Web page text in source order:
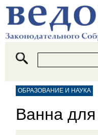
ОБРАЗОВАНИЕ И НАУКА
Ванна